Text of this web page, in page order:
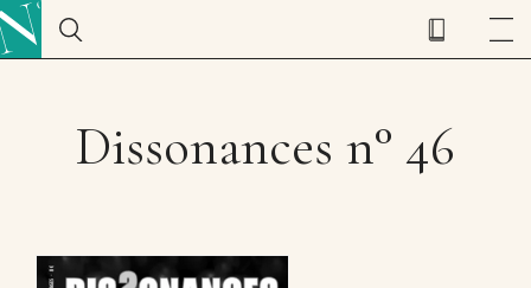
Dissonances n° 46